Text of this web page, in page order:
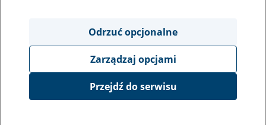
Ukryj wszystkie pozycje bazy
Przedsiębiorstwo Doświadczalno-
Odrzuć opcjonalne
Zarządzaj opcjami
Przejdź do serwisu